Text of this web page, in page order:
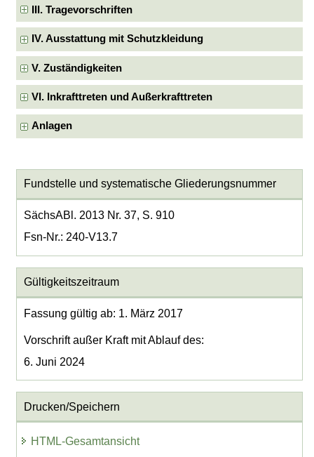
III. Tragevorschriften
IV. Ausstattung mit Schutzkleidung
V. Zuständigkeiten
VI. Inkrafttreten und Außerkrafttreten
Anlagen
Fundstelle und systematische Gliederungsnummer
SächsABl. 2013 Nr. 37, S. 910
Fsn-Nr.: 240-V13.7
Gültigkeitszeitraum
Fassung gültig ab: 1. März 2017
Vorschrift außer Kraft mit Ablauf des:
6. Juni 2024
Drucken/Speichern
HTML-Gesamtansicht